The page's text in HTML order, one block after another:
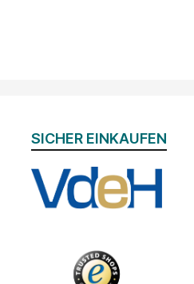
SICHER EINKAUFEN